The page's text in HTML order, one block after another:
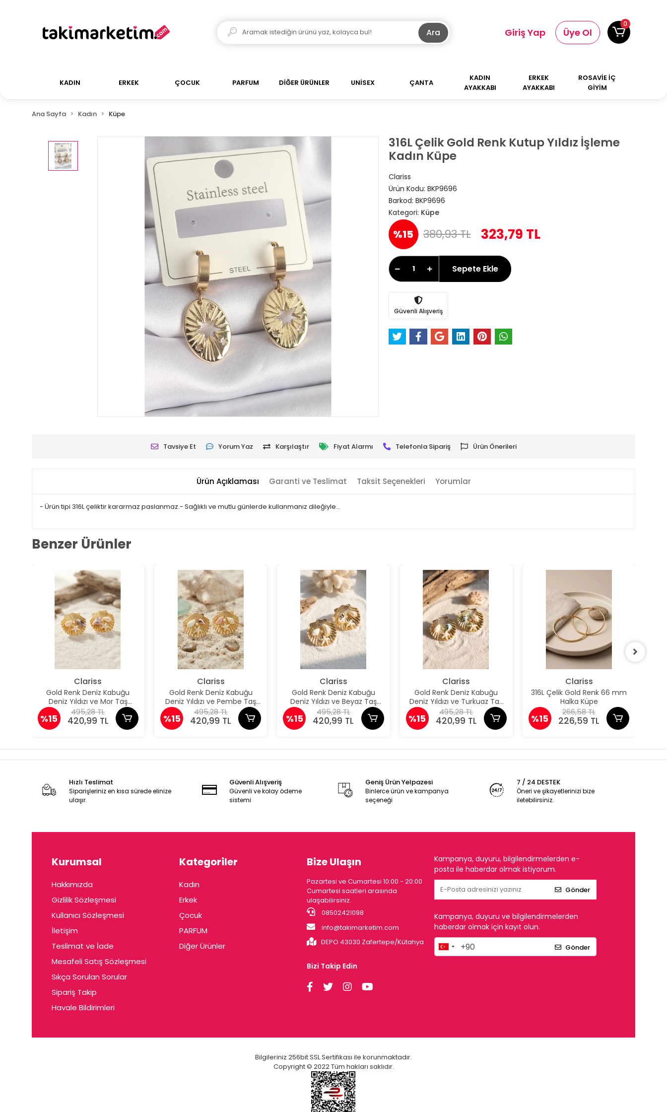
Ara Giriş Yap Üye Ol
0
KADIN ERKEK ÇOCUK PARFUM DİĞER ÜRÜNLER UNİSEX ÇANTA
KADIN
AYAKKABI
ERKEK
AYAKKABI
ROSAVİE İÇ
GİYİM
Ana Sayfa Kadın Küpe
316L Çelik Gold Renk Kutup Yıldız İşleme
Kadın Küpe
Clariss
Ürün Kodu: BKP9696
Barkod: BKP9696
Kategori: Küpe
%15 380,93 TL 323,79 TL
Sepete Ekle
Güvenli Alışveriş
Tavsiye Et Yorum Yaz Karşılaştır Fiyat Alarmı Telefonla Sipariş Ürün Önerileri
Ürün Açıklaması Garanti ve Teslimat Taksit Seçenekleri Yorumlar
- Ürün tipi 316L çeliktir kararmaz paslanmaz.- Sağlıklı ve mutlu günlerde kullanmanız dileğiyle…
Benzer Ürünler
Clariss
Gold Renk Deniz Kabuğu
Deniz Yıldızı ve Mor Taş
Detaylı Küpe
%15
495,28 TL
420,99 TL
Clariss
Gold Renk Deniz Kabuğu
Deniz Yıldızı ve Pembe Taş
Detaylı Küpe
%15
495,28 TL
420,99 TL
Clariss
Gold Renk Deniz Kabuğu
Deniz Yıldızı ve Beyaz Taş
Detaylı Küpe
%15
495,28 TL
420,99 TL
Clariss
Gold Renk Deniz Kabuğu
Deniz Yıldızı ve Turkuaz Taş
Detaylı Küpe
%15
495,28 TL
420,99 TL
Clariss
316L Çelik Gold Renk 66 mm
Halka Küpe
%15
266,58 TL
226,59 TL
Hızlı Teslimat
Siparişleriniz en kısa sürede elinize
ulaşır.
Güvenli Alışveriş
Güvenli ve kolay ödeme
sistemi
Geniş Ürün Yelpazesi
Binlerce ürün ve kampanya
seçeneği
7 / 24 DESTEK
Öneri ve şikayetlerinizi bize
iletebilirsiniz.
Kurumsal
Hakkımızda
Gizlilik Sözleşmesi
Kullanıcı Sözleşmesi
İletişim
Teslimat ve İade
Mesafeli Satış Sözleşmesi
Sıkça Sorulan Sorular
Sipariş Takip
Havale Bildirimleri
Kategoriler
Kadın
Erkek
Çocuk
PARFUM
Diğer Ürünler
Bize Ulaşın
Pazartesi ve Cumartesi 10:00 - 20:00
Cumartesi saatleri arasında
ulaşabilirsiniz.
08502421098
info@takimarketim.com
DEPO 43030 Zafertepe/Kütahya
Bizi Takip Edin
Kampanya, duyuru, bilgilendirmelerden e-
posta ile haberdar olmak istiyorum.
Gönder
Kampanya, duyuru ve bilgilendirmelerden
haberdar olmak için kayıt olun.
Gönder
Bilgileriniz 256bit SSL Sertifikası ile korunmaktadır.
Copyright © 2022 Tüm hakları saklıdır.